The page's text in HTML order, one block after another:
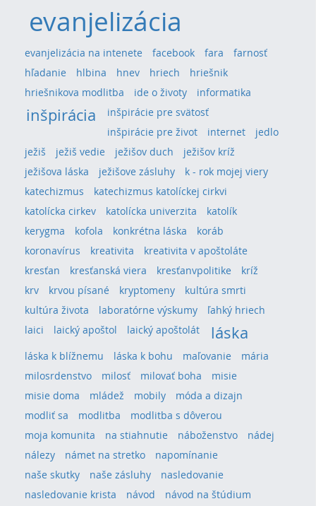
evanjelizácia
evanjelizácia na intenete facebook fara
farnosť
hľadanie
hlbina hnev hriech
hriešnik
hriešnikova modlitba
ide o životy informatika
inšpirácia
inšpirácie pre svätosť
inšpirácie pre život
internet
jedlo
ježiš
ježiš vedie ježišov duch
ježišov kríž
ježišova láska
ježišove zásluhy
k - rok mojej viery
katechizmus
katechizmus katolíckej cirkvi
katolícka cirkev
katolícka univerzita
katolík
kerygma
kofola konkrétna láska
koráb
koronavírus
kreativita
kreativita v apoštoláte
kresťan
kresťanská viera kresťanvpolitike
kríž
krv
krvou písané kryptomeny
kultúra smrti
kultúra života
laboratórne výskumy
ľahký hriech
laici
laický apoštol laický apoštolát láska
láska k blížnemu láska k bohu maľovanie
mária
milosrdenstvo
milosť milovať boha
misie
misie doma
mládež mobily
móda a dizajn
modliť sa
modlitba
modlitba s dôverou
moja komunita
na stiahnutie náboženstvo
nádej
nálezy
námet na stretko
napomínanie
naše skutky
naše zásluhy
nasledovanie
nasledovanie krista
návod
návod na štúdium